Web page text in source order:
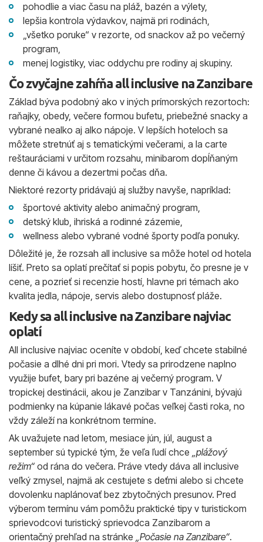
pohodlie a viac času na pláž, bazén a výlety,
lepšia kontrola výdavkov, najmä pri rodinách,
„všetko poruke“ v rezorte, od snackov až po večerný
program,
menej logistiky, viac oddychu pre rodiny aj skupiny.
Čo zvyčajne zahŕňa all inclusive na Zanzibare
Základ býva podobný ako v iných prímorských rezortoch:
raňajky, obedy, večere formou bufetu, priebežné snacky a
vybrané nealko aj alko nápoje. V lepších hoteloch sa
môžete stretnúť aj s tematickými večerami, a la carte
reštauráciami v určitom rozsahu, minibarom dopĺňaným
denne či kávou a dezertmi počas dňa.
Niektoré rezorty pridávajú aj služby navyše, napríklad:
športové aktivity alebo animačný program,
detský klub, ihriská a rodinné zázemie,
wellness alebo vybrané vodné športy podľa ponuky.
Dôležité je, že rozsah all inclusive sa môže hotel od hotela
líšiť. Preto sa oplatí prečítať si popis pobytu, čo presne je v
cene, a pozrieť si recenzie hostí, hlavne pri témach ako
kvalita jedla, nápoje, servis alebo dostupnosť pláže.
Kedy sa all inclusive na Zanzibare najviac
oplatí
All inclusive najviac oceníte v období, keď chcete stabilné
počasie a dlhé dni pri mori. Vtedy sa prirodzene naplno
využije bufet, bary pri bazéne aj večerný program. V
tropickej destinácii, akou je Zanzibar v Tanzánini, bývajú
podmienky na kúpanie lákavé počas veľkej časti roka, no
vždy záleží na konkrétnom termíne.
Ak uvažujete nad letom, mesiace jún, júl, august a
september sú typické tým, že veľa ľudí chce „plážový
režim“ od rána do večera. Práve vtedy dáva all inclusive
veľký zmysel, najmä ak cestujete s deťmi alebo si chcete
dovolenku naplánovať bez zbytočných presunov. Pred
výberom termínu vám pomôžu praktické tipy v turistickom
sprievodcovi turistický sprievodca Zanzibarom a
orientačný prehľad na stránke „Počasie na Zanzibare“.